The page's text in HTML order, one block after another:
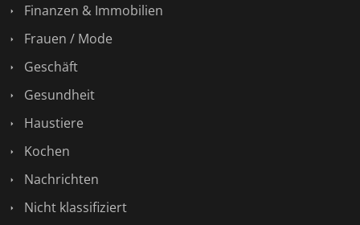
Finanzen & Immobilien
Frauen / Mode
Geschäft
Gesundheit
Haustiere
Kochen
Nachrichten
Nicht klassifiziert